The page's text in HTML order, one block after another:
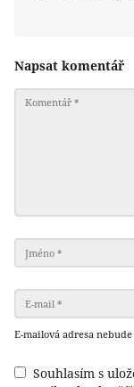
Napsat komentář
E-mailová adresa
Souhlasím s